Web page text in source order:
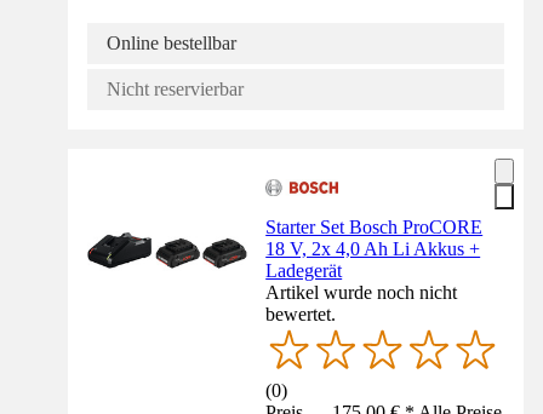
Online bestellbar
Nicht reservierbar
Starter Set Bosch ProCORE
18 V, 2x 4,0 Ah Li Akkus +
Ladegerät
Artikel wurde noch nicht
bewertet.
(0)